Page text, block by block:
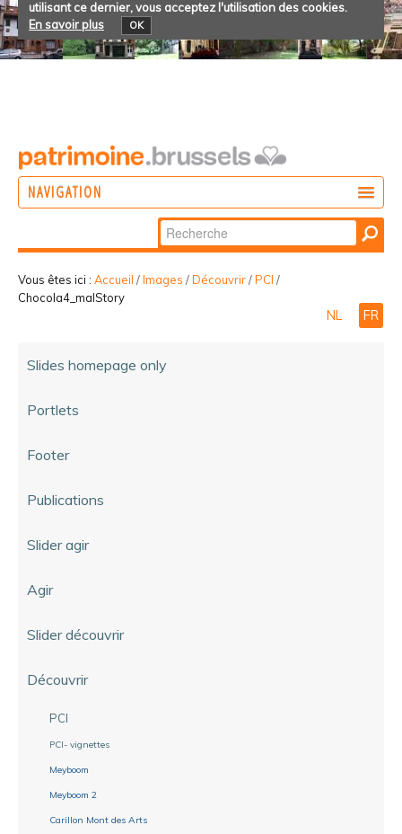
utilisant ce dernier, vous acceptez l'utilisation des cookies.
En savoir plus
OK
NAVIGATION
PARTICIPER
Chercher par
Recherche
avancée…
Vous êtes ici : Accueil /Images /Découvrir/PCI /
Chocola4_malStory
NL FR
Slides homepage only
Portlets
Footer
Publications
Slider agir
Agir
Slider découvrir
Découvrir
PCI
PCI- vignettes
Meyboom
Meyboom 2
Carillon Mont des Arts